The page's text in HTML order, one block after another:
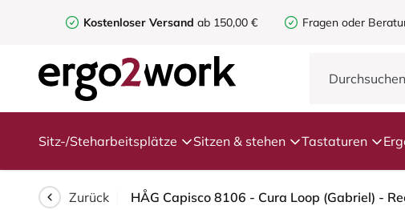
Kostenloser Versand ab 150,00 € Fragen oder
Sitz-/Steharbeitsplätze Sitzen & stehen Tastaturen
Zurück